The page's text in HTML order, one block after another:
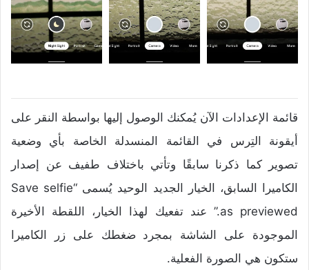
قائمة الإعدادات الآن يُمكنك الوصول إليها بواسطة النقر على
أيقونة التِرس في القائمة المنسدلة الخاصة بأي وضعية
تصوير كما ذكرنا سابقًا وتأتي باختلاف طفيف عن إصدار
الكاميرا السابق، الخيار الجديد الوحيد يُسمى “Save selfie
as previewed.” عند تفعيك لهذا الخيار، اللقطة الأخيرة
الموجودة على الشاشة بمجرد ضغطك على زر الكاميرا
ستكون هي الصورة الفعلية.